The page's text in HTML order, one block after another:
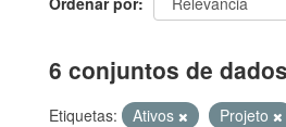
6 conjuntos de
Etiquetas: Ativos Projeto